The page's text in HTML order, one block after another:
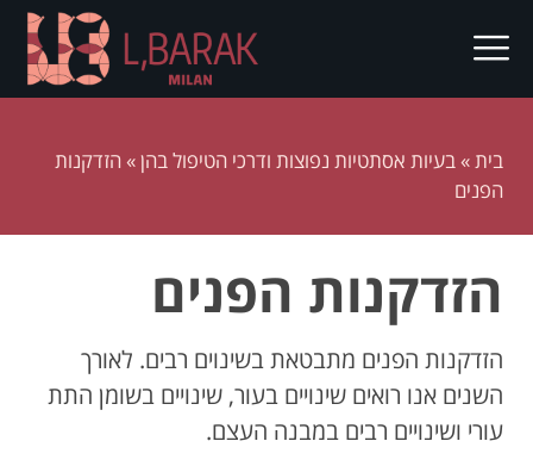
בית»בעיות אסתטיות נפוצות ודרכי הטיפול בהן»הזדקנות
הפנים
הזדקנות הפנים
הזדקנות הפנים מתבטאת בשינוים רבים. לאורך
השנים אנו רואים שינויים בעור, שינויים בשומן התת
עורי ושינויים רבים במבנה העצם.